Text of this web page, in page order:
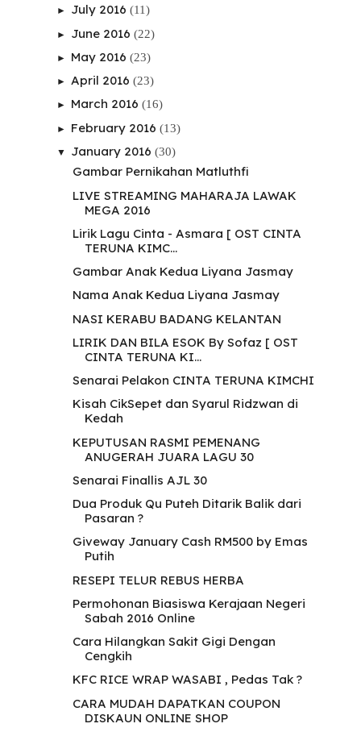
► July 2016 (11)
► June 2016 (22)
► May 2016 (23)
► April 2016 (23)
► March 2016 (16)
► February 2016 (13)
▼ January 2016 (30)
Gambar Pernikahan Matluthfi
LIVE STREAMING MAHARAJA LAWAK
MEGA 2016
Lirik Lagu Cinta - Asmara [ OST CINTA
TERUNA KIMC...
Gambar Anak Kedua Liyana Jasmay
Nama Anak Kedua Liyana Jasmay
NASI KERABU BADANG KELANTAN
LIRIK DAN BILA ESOK By Sofaz [ OST
CINTA TERUNA KI...
Senarai Pelakon CINTA TERUNA KIMCHI
Kisah CikSepet dan Syarul Ridzwan di
Kedah
KEPUTUSAN RASMI PEMENANG
ANUGERAH JUARA LAGU 30
Senarai Finallis AJL 30
Dua Produk Qu Puteh Ditarik Balik dari
Pasaran ?
Giveway January Cash RM500 by Emas
Putih
RESEPI TELUR REBUS HERBA
Permohonan Biasiswa Kerajaan Negeri
Sabah 2016 Online
Cara Hilangkan Sakit Gigi Dengan
Cengkih
KFC RICE WRAP WASABI , Pedas Tak ?
CARA MUDAH DAPATKAN COUPON
DISKAUN ONLINE SHOP